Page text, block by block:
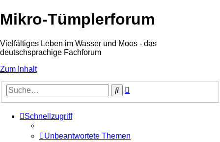
Mikro-Tümplerforum
Vielfältiges Leben im Wasser und Moos - das
deutschsprachige Fachforum
Zum Inhalt
Suche
Schnellzugriff
Unbeantwortete Themen